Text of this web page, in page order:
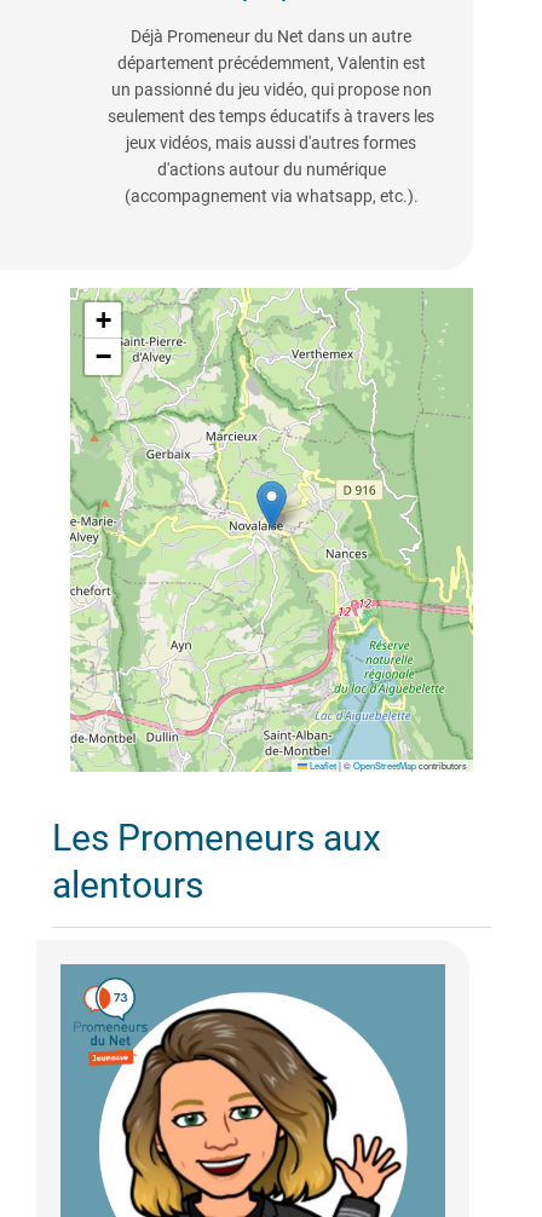
Déjà Promeneur du Net dans un autre
département précédemment, Valentin est
un passionné du jeu vidéo, qui propose non
seulement des temps éducatifs à travers les
jeux vidéos, mais aussi d'autres formes
d'actions autour du numérique
(accompagnement via whatsapp, etc.).
+
−
Leaflet |©OpenStreetMapcontributors
Les Promeneurs aux
alentours